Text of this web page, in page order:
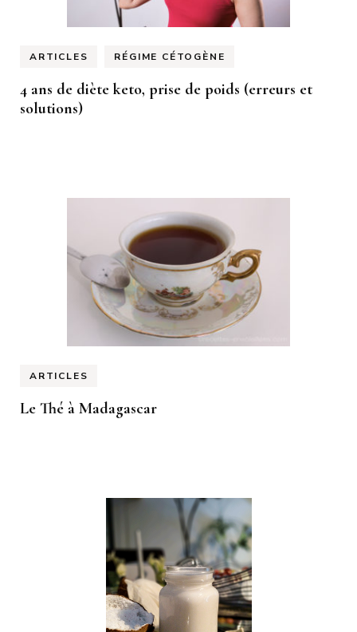
ARTICLES RÉGIME CÉTOGÈNE
4 ans de diète keto, prise de poids (erreurs et
solutions)
ARTICLES
Le Thé à Madagascar